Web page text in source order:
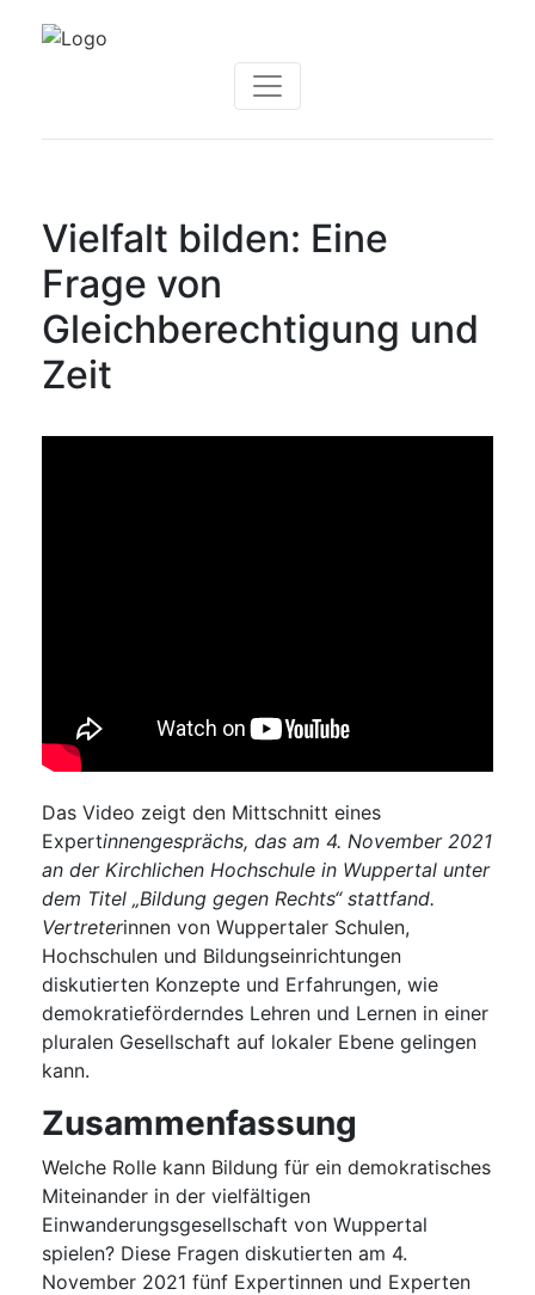
Vielfalt bilden: Eine
Frage von
Gleichberechtigung und
Zeit
Das Video zeigt den Mittschnitt eines
Expertinnengesprächs, das am 4. November 2021
an der Kirchlichen Hochschule in Wuppertal unter
dem Titel „Bildung gegen Rechts“ stattfand.
Vertreterinnen von Wuppertaler Schulen,
Hochschulen und Bildungseinrichtungen
diskutierten Konzepte und Erfahrungen, wie
demokratieförderndes Lehren und Lernen in einer
pluralen Gesellschaft auf lokaler Ebene gelingen
kann.
Zusammenfassung
Welche Rolle kann Bildung für ein demokratisches
Miteinander in der vielfältigen
Einwanderungsgesellschaft von Wuppertal
spielen? Diese Fragen diskutierten am 4.
November 2021 fünf Expertinnen und Experten